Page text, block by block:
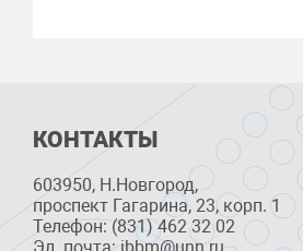
КОНТАКТЫ
603950, Н.Новгород,
проспект Гагарина, 23, корп. 1
Телефон: (831) 462 32 02
Эл. почта: ibbm@unn.ru